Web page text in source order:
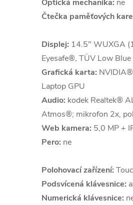
Optická mechanika: ne
Čtečka paměťových
Displej: 14.5" WUXGA
Eyesafe®, TÜV Low
Grafická karta:
Laptop GPU
Audio: kodek Realtek®
Atmos®; mikrofon 2x,
Web kamera: 5,0 MP +
Pero: ne
Polohovací zařízení:
Podsvícená klávesnice:
Numerická klávesnice: